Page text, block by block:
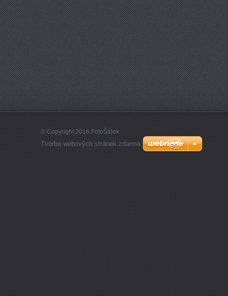
© Copyright 2016 FotoŠálek
Tvorba webových stránek zdarma